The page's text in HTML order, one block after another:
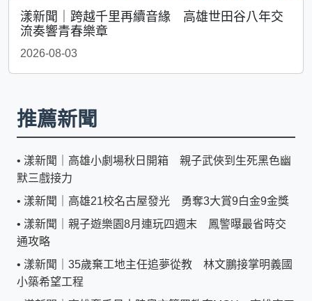
漾新聞｜跨越千里再續音緣 高雄世田谷八年交
流奏響青春樂章
2026-08-03
推薦新聞
• 漾新聞｜高雄小劇場秋日開箱 親子武俠到生死黑色幽
默三戲接力
• 漾新聞｜高雄21校名古屋發光 勇奪3大賞9白金9金獎
• 漾新聞｜親子遊樂園8月連玩四週末 鳳警曝最省時交
通攻略
• 漾新聞｜35歲棄工地主任追夢從教 林文鵬接掌明義國
小築希望工程